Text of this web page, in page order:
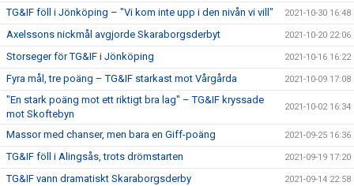
TG&IF föll i Jönköping – "Vi kom inte upp i den nivån vi vill" 2021-10-30 16:48
Axelssons nickmål avgjorde Skaraborgsderbyt 2021-10-20 22:06
Storseger för TG&IF i Jönköping 2021-10-16 16:22
Fyra mål, tre poäng – TG&IF starkast mot Vårgårda 2021-10-09 17:08
"En stark poäng mot ett riktigt bra lag" – TG&IF kryssade
mot Skoftebyn
2021-10-02 16:34
Massor med chanser, men bara en Giff-poäng 2021-09-25 16:36
TG&IF föll i Alingsås, trots drömstarten 2021-09-19 17:20
TG&IF vann dramatiskt Skaraborgsderby 2021-09-14 22:58